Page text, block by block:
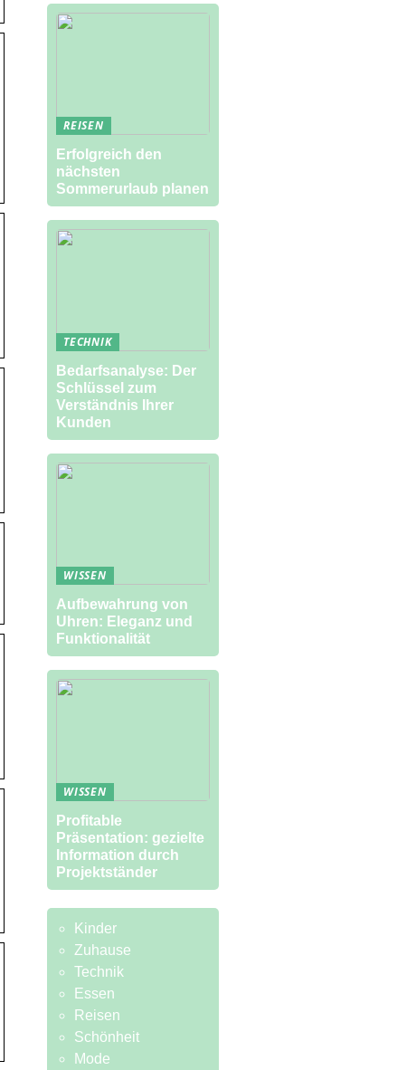
REISEN
Erfolgreich den
nächsten
Sommerurlaub planen
TECHNIK
Bedarfsanalyse: Der
Schlüssel zum
Verständnis Ihrer
Kunden
WISSEN
Aufbewahrung von
Uhren: Eleganz und
Funktionalität
WISSEN
Profitable
Präsentation: gezielte
Information durch
Projektständer
Kinder
Zuhause
Technik
Essen
Reisen
Schönheit
Mode